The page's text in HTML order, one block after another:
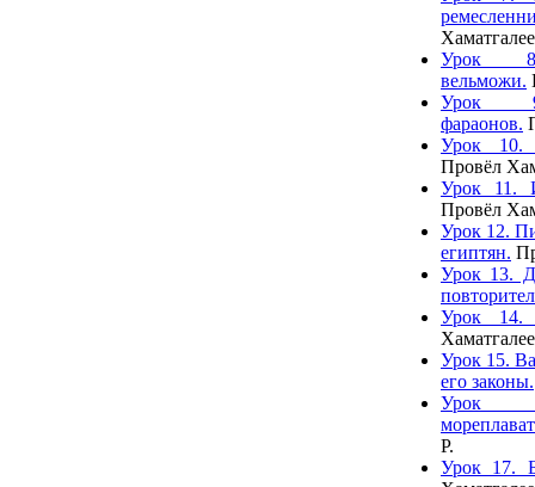
Урок
вельможи.
Урок
фараонов.
Урок 10.
Провёл
Урок 11.
Провёл
Урок 12.
египтян.
Урок 13.
Урок 14.
Урок 15.
его законы.
Урок
Р.
Урок 17.